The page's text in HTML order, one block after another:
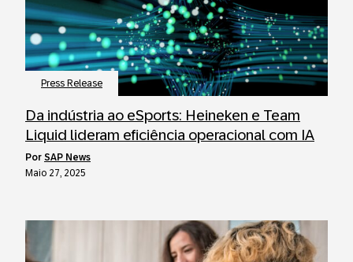
Press Release
Da indústria ao eSports: Heineken e Team
Liquid lideram eficiência operacional com IA
por SAP News
Maio 27, 2025